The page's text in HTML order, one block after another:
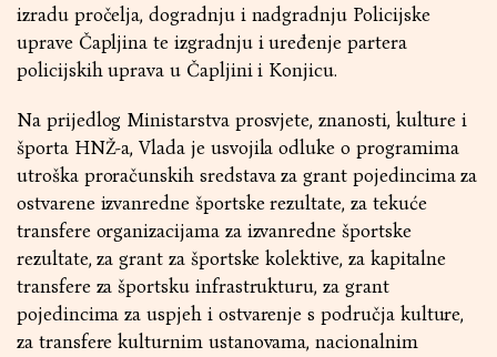
izradu pročelja, dogradnju i nadgradnju Policijske
uprave Čapljina te izgradnju i uređenje partera
policijskih uprava u Čapljini i Konjicu.
Na prijedlog Ministarstva prosvjete, znanosti, kulture i
športa HNŽ-a, Vlada je usvojila odluke o programima
utroška proračunskih sredstava za grant pojedincima za
ostvarene izvanredne športske rezultate, za tekuće
transfere organizacijama za izvanredne športske
rezultate, za grant za športske kolektive, za kapitalne
transfere za športsku infrastrukturu, za grant
pojedincima za uspjeh i ostvarenje s područja kulture,
za transfere kulturnim ustanovama, nacionalnim